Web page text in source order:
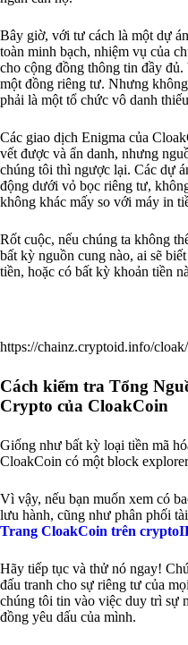
Bây giờ, với tư cách là một dự
toàn minh bạch, nhiệm vụ của
cho cộng đồng thông tin đầy
một đồng riêng tư. Nhưng
phải là một tổ chức vô danh
Các giao dịch Enigma của
vết được và ẩn danh, nhưng
chúng tôi thì ngược lại. Các dự
động dưới vỏ bọc riêng tư,
không khác mấy so với máy in
Rốt cuộc, nếu chúng ta không
bất kỳ nguồn cung nào, ai sẽ
tiền, hoặc có bất kỳ khoản tiền
https://chainz.cryptoid.info/
Cách kiểm tra Tổng
Crypto của CloakCoin
Giống như bất kỳ loại tiền mã
CloakCoin có một block
Vì vậy, nếu bạn muốn xem có
lưu hành, cũng như phân phối
Trang CloakCoin trên
Hãy tiếp tục và thử nó ngay!
đấu tranh cho sự riêng tư của
chúng tôi tin vào việc duy trì sự
đồng yêu dấu của mình.